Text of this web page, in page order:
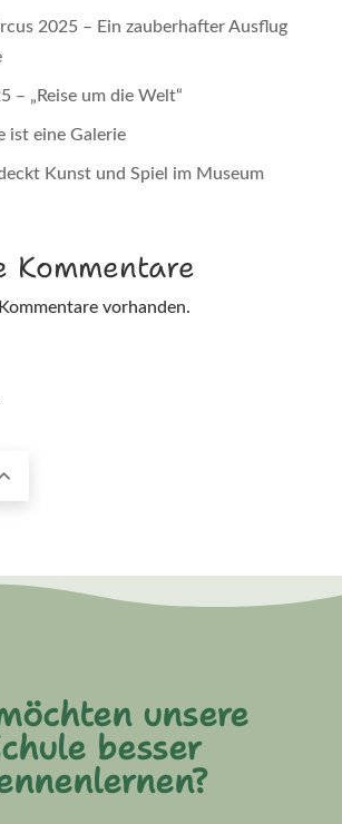
2025 – Ein zauberhafter Ausflug
– „Reise um die Welt“
ist eine Galerie
Kunst und Spiel im Museum
Kommentare
vorhanden.
unsere
besser